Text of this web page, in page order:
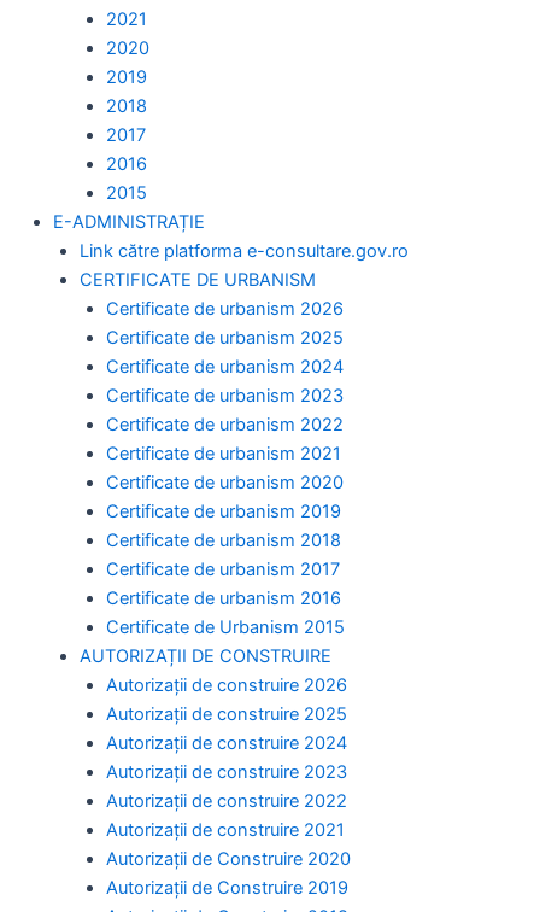
2021
2020
2019
2018
2017
2016
2015
E-ADMINISTRAȚIE
Link către platforma e-consultare.gov.ro
CERTIFICATE DE URBANISM
Certificate de urbanism 2026
Certificate de urbanism 2025
Certificate de urbanism 2024
Certificate de urbanism 2023
Certificate de urbanism 2022
Certificate de urbanism 2021
Certificate de urbanism 2020
Certificate de urbanism 2019
Certificate de urbanism 2018
Certificate de urbanism 2017
Certificate de urbanism 2016
Certificate de Urbanism 2015
AUTORIZAȚII DE CONSTRUIRE
Autorizații de construire 2026
Autorizații de construire 2025
Autorizații de construire 2024
Autorizații de construire 2023
Autorizații de construire 2022
Autorizații de construire 2021
Autorizații de Construire 2020
Autorizații de Construire 2019